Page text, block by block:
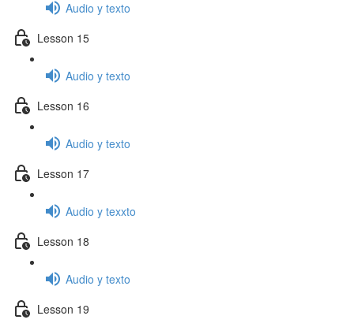
Audio y texto
Lesson 15
Audio y texto
Lesson 16
Audio y texto
Lesson 17
Audio y texxto
Lesson 18
Audio y texto
Lesson 19